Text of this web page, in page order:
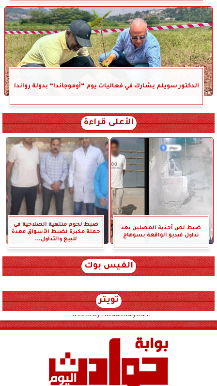
الدكتور سويلم يشارك في فعاليات يوم “أوموجاندا” بدولة رواندا
الأعلى قراءة
ضبط لص أحذية المصلين بعد
تداول فيديو الواقعة بسوهاج
ضبط لحوم منتهية الصلاحية في
حملة مكبرة لضبط الأسواق معدة
للبيع والتداول...
الفيس بوك
تويتر
Tweets by hwadithalyoum